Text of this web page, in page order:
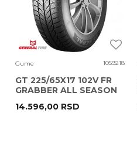
Gume 1059218
GT 225/65X17 102V FR
GRABBER ALL SEASON
14.596,00 RSD